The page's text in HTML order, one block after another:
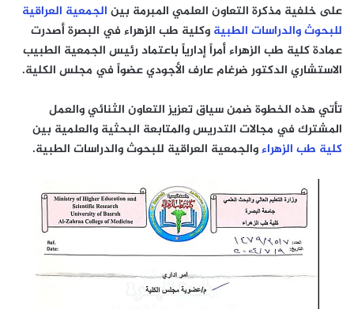
على خلفية مذكرة التعاون العلمي المبرمة بين الجمعية العراقية
للبحوث والدراسات الطبية وكلية طب الزهراء في البصرة أصدرت
عمادة كلية طب الزهراء أمراً إدارياً باعتماد رئيس الجمعية الطبيب
الاستشاري الدكتور ضرغام عارف الأجودي عضواً في مجلس الكلية.
تأتي هذه الخطوة ضمن سياق تعزيز التعاون الثنائي والعمل
المشترك في مجالات التدريس والمتابعة البحثية والعلمية بين
كلية طب الزهراءوالجمعية العراقية للبحوث والدراسات الطبية.